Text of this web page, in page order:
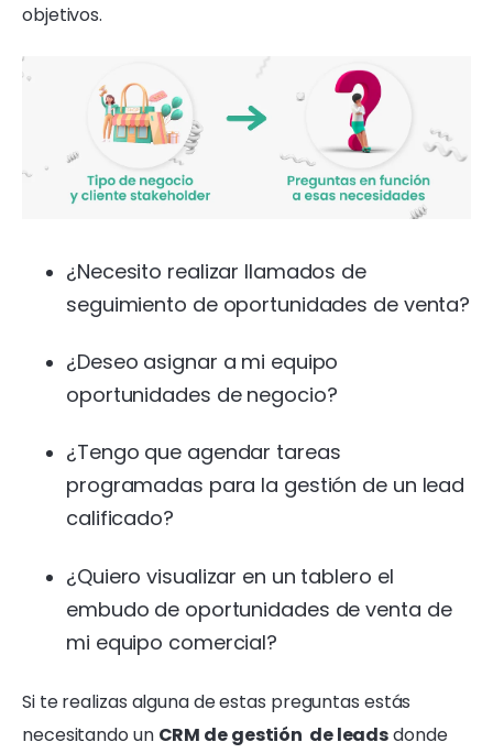
objetivos.
¿Necesito realizar llamados de
seguimiento de oportunidades de venta?
¿Deseo asignar a mi equipo
oportunidades de negocio?
¿Tengo que agendar tareas
programadas para la gestión de un lead
calificado?
¿Quiero visualizar en un tablero el
embudo de oportunidades de venta de
mi equipo comercial?
Si te realizas alguna de estas preguntas estás
necesitando un CRM de gestión de leadsdonde